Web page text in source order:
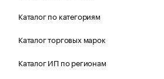
Каталог по категориям
Каталог торговых марок
Каталог ИП по регионам